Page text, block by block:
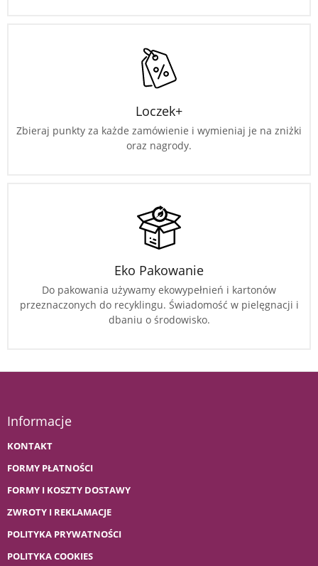
Loczek+
Zbieraj punkty za każde zamówienie i wymieniaj je na zniżki
oraz nagrody.
Eko Pakowanie
Do pakowania używamy ekowypełnień i kartonów
przeznaczonych do recyklingu. Świadomość w pielęgnacji i
dbaniu o środowisko.
Informacje
KONTAKT
FORMY PŁATNOŚCI
FORMY I KOSZTY DOSTAWY
ZWROTY I REKLAMACJE
POLITYKA PRYWATNOŚCI
POLITYKA COOKIES